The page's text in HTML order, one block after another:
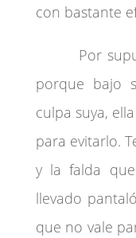
con bastante
Por
porque bajo
culpa suya,
para evitarlo.
y la falda
llevado
que no vale